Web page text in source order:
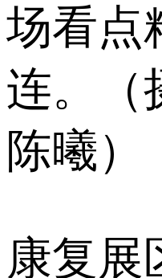
场看点
连。（
陈曦）
康复展